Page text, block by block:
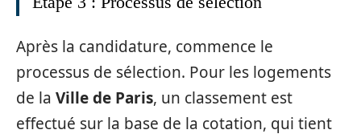
Après la candidature, commence le
processus de sélection. Pour les logements
de la Ville de Paris, un classement est
effectué sur la base de la cotation, qui tient